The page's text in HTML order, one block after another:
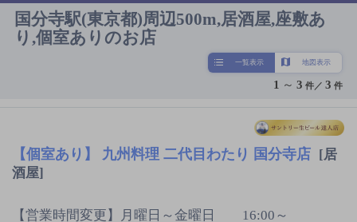
国分寺駅(東京都)周辺500m,居酒屋,座敷あ
り,個室ありのお店
一覧表示 地図表示
1 ～ 3 件／3 件
【個室あり】 九州料理 二代目わたり 国分寺店 [居
酒屋]
【営業時間変更】月曜日～金曜日 16:00～